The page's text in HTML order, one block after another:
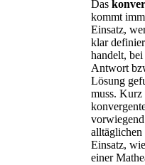
Das
kommt
Einsatz,
klar
handelt,
Antwort
Lösung
muss. Kurz
alltäglichen
Einsatz,
einer